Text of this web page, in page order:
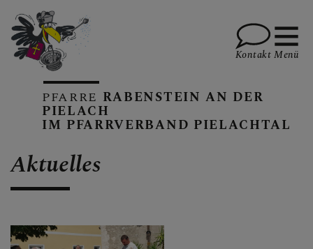
KALENDER
GOTTESDIENSTE
PFARRE RABENSTEIN AN DER
PIELACH
IM PFARRVERBAND PIELACHTAL
Kontakt Menü
Aktuelles